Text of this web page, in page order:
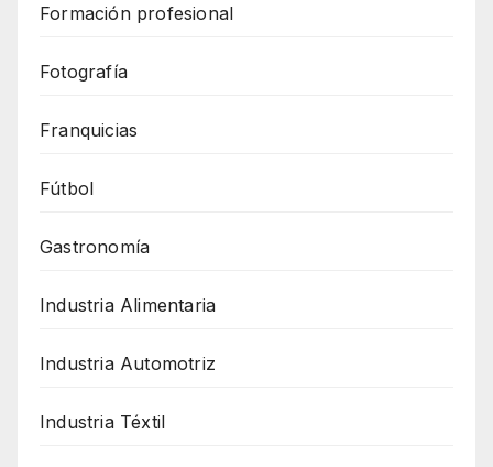
Formación profesional
Fotografía
Franquicias
Fútbol
Gastronomía
Industria Alimentaria
Industria Automotriz
Industria Téxtil